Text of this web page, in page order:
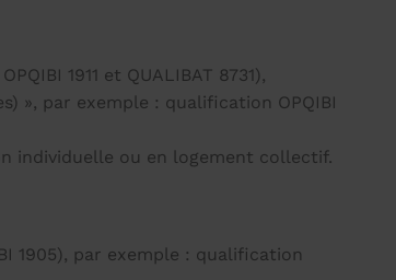
1911 et QUALIBAT 8731),
», par exemple : qualification OPQIBI
individuelle ou en logement collectif.
1905), par exemple : qualification